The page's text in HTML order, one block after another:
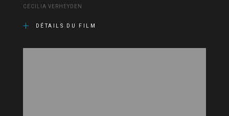
CECILIA VERHEYDEN
DÉTAILS DU FILM